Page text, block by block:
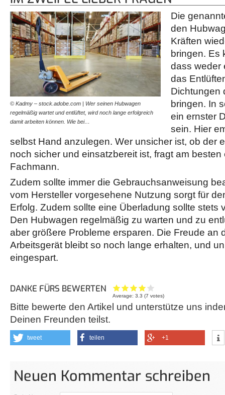
© Kadmy – stock.adobe.com | Wer seinen Hubwagen
regelmäßig wartet und entlüftet, wird noch lange erfolgreich
damit arbeiten können. Wie bei…
Die
den
Kräften
bringen. Es
dass weder
das
Dichtungen
bringen. In
ein ernster
sein. Hier
selbst Hand anzulegen. Wer unsicher ist, ob der
noch sicher und einsatzbereit ist, fragt am
Fachmann.
Zudem sollte immer die Gebrauchsanweisung
vom Hersteller vorgesehene Nutzung sorgt für
Erfolg. Zudem sollte eine Überladung sollte stets
Den Hubwagen regelmäßig zu warten und zu
aber größere Probleme ersparen. Die Freude an
Arbeitsgerät bleibt so noch lange erhalten, und
eingespart.
DANKE FÜRS BEWERTEN
Average:3.3 (7 votes)
Bitte bewerte den Artikel und unterstütze uns
Deinen Freunden teilst.
tweet teilen +1
Neuen Kommentar schreiben